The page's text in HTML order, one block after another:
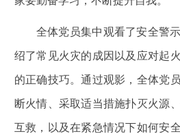
全体党员集中观看了安全警
绍了常见火灾的成因以及应对起
的正确技巧。通过观影，全体党
断火情、采取适当措施扑灭火源
互救，以及在紧急情况下如何安